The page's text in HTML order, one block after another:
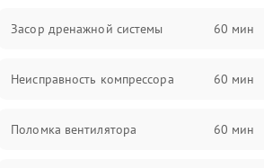
Засор дренажной системы 60 мин
Неисправность компрессора 60 мин
Поломка вентилятора 60 мин